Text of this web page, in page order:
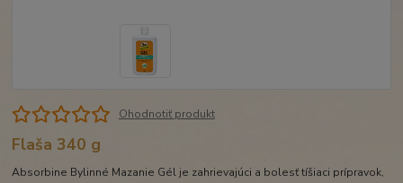
Ohodnotiť produkt
Flaša 340 g
Absorbine Bylinné Mazanie Gél je zahrievajúci a bolesť tíšiaci prípravok,